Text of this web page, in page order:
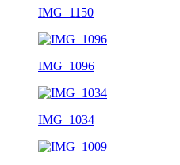
IMG_1150
IMG_1096
IMG_1034